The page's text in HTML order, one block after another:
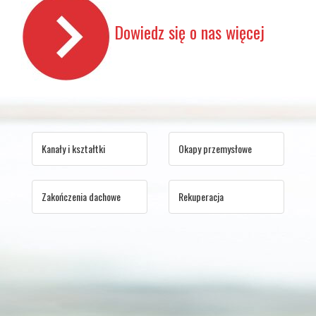
Dowiedz się o nas więcej
Kanały i kształtki Okapy przemysłowe
Zakończenia dachowe Rekuperacja